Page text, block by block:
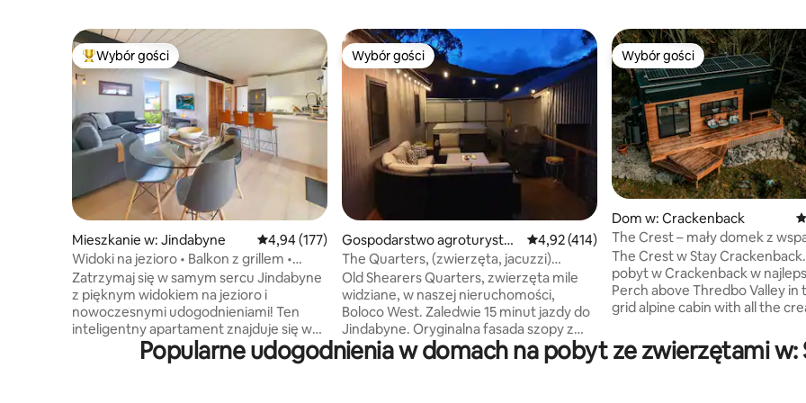
Najpopularniejsze z kategorii Wybór gości
Wybór gości
Mieszkanie w: Jindabyne Średnia ocena: 4,94 na 5, liczba recenzji: 177
4,94 (177)
Widoki na jezioro • Balkon z grillem •
Przechowalnia nart • Wi-Fi
Zatrzymaj się w samym sercu Jindabyne
z pięknym widokiem na jezioro i
nowoczesnymi udogodnieniami! Ten
inteligentny apartament znajduje się w
odległości 5-10 minut spacerem od
sklepów, kawiarni i jeziora oraz w
Wybór gości
Wybór gości
Gospodarstwo agroturystyc
zne w: Jindabyne
Średnia ocena: 4,92 na 5, liczba recenzji: 414
4,92 (414)
The Quarters, (zwierzęta, jacuzzi)
Agroturystyka
Old Shearers Quarters, zwierzęta mile
widziane, w naszej nieruchomości,
Boloco West. Zaledwie 15 minut jazdy do
Jindabyne. Oryginalna fasada szopy z
odnowionym wnętrzem i wysokiej jakości
dodatkami. Kominek, spa, trzy sypialnie.
Wybór gości
Wybór gości
Dom w: Crackenback
The Crest – mały domek z
widokiem
The Crest w Stay
pobyt w Crackenback w
Perch above Thredbo Valley in
grid alpine cabin with all the
widokami z tarasu, łóżka lub
Znajduje się między Thredbo i
Popularne udogodnienia w domach na pobyt ze zwierzętami w: